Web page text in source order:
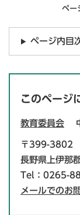
ペ
ページ内目
このページ
教育委員会
〒399-3802
長野県上伊那
Tel：0265-
メールでのお